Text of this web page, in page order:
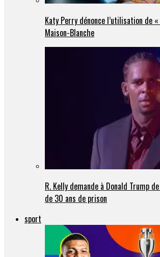
Katy Perry dénonce l’utilisation de
Maison-Blanche
R. Kelly demande à Donald Trump
de 30 ans de prison
sport